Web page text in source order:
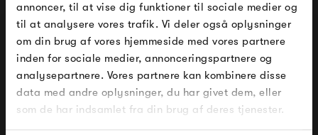
annoncer, til at vise dig funktioner til sociale medier og
til at analysere vores trafik. Vi deler også oplysninger
om din brug af vores hjemmeside med vores partnere
inden for sociale medier, annonceringspartnere og
analysepartnere. Vores partnere kan kombinere disse
data med andre oplysninger, du har givet dem, eller
som de har indsamlet fra din brug af deres tjenester.
Se alle varer fra HAY
Produkter fra samme kategori
FÅ 10% PÅ DIN NÆSTE ORDRE
Indtast din e-mail, så sender vi rabatkoden til dig på
mail. Minimumsbeløb er 499 kr. for at indløse
rabatten.